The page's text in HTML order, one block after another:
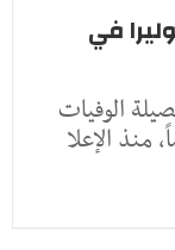
في
الوفيات